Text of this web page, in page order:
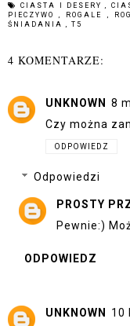
CIASTA I DESERY
PIECZYWO
ROGALE
ŚNIADANIA
T5
4 KOMENTARZE:
UNKNOWN
8
Czy można
ODPOWIEDZ
Odpowiedzi
PROSTY
Pewnie:)
ODPOWIEDZ
UNKNOWN 10